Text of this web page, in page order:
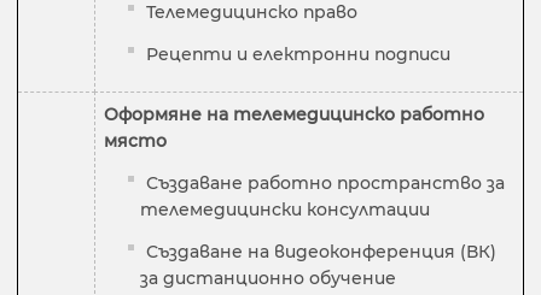
Телемедицинско право
Рецепти и електронни подписи
Оформяне на телемедицинско работно
място
Създаване работно пространство за
телемедицински консултации
Създаване на видеоконференция (ВК)
за дистанционно обучение